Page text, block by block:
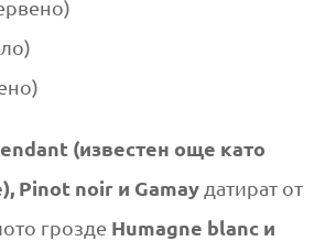
(известен още като
Pinot noir и Gamay датират от
грозде Humagne blanc и